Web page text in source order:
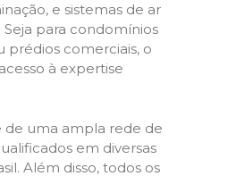
e sistemas de ar
para condomínios
prédios comerciais, o
à expertise
de uma ampla rede de
em diversas
Além disso, todos os